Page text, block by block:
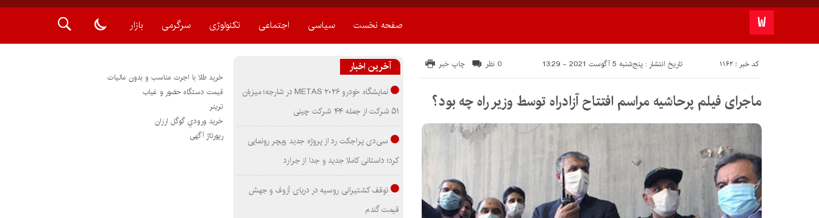
صفحه نخست سیاسی اجتماعی تکنولوژی سرگرمی بازار
تاریخ انتشار : پنج‌شنبه 5 آگوست 2021 - 13:29 کد خبر : 1162 چاپ خبر 0 نظر
ماجرای فیلم پرحاشیه مراسم افتتاح آزادراه توسط وزیر راه چه بود؟
آخرین اخبار
نمایشگاه خودرو METAS ۲۰۲۶ در شارجه؛ میزبان
۵۱ شرکت از جمله ۴۴ شرکت چینی
سی‌دی پراجکت رد از پروژه جدید ویچر رونمایی
کرد؛ داستانی کاملا جدید و جدا از جرارد
توقف کشتیرانی روسیه در دریای آزوف و جهش
قیمت گندم
خرید طلا با اجرت مناسب و بدون مالیات
قیمت دستگاه حضور و غیاب
ترينر
خريد ورودي گوگل ارزان
رپورتاژ آگهی